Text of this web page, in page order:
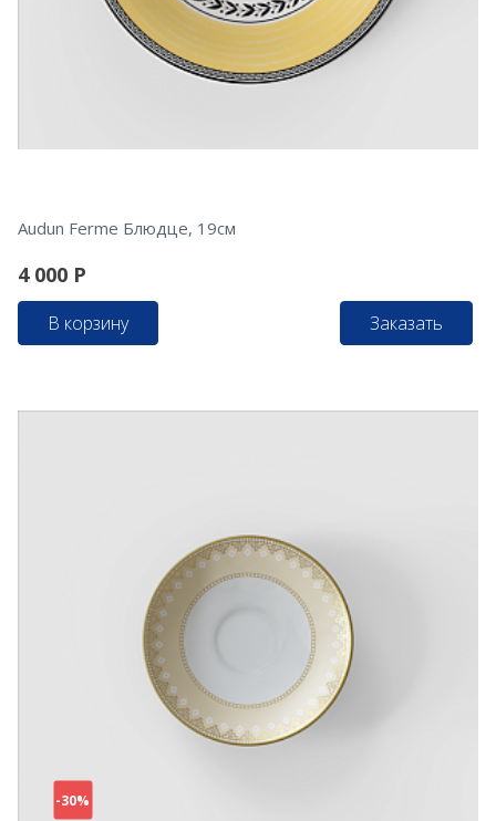
Audun Ferme Блюдце, 19см
4 000 Р
В корзину Заказать
-30%